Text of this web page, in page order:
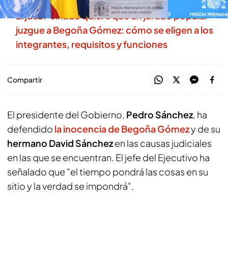
El juez Peinado quiere que un jurado popular
juzgue a Begoña Gómez: cómo se eligen a los
integrantes, requisitos y funciones
Compartir
El presidente del Gobierno, Pedro Sánchez, ha
defendido la inocencia de Begoña Gómezy de su
hermano David Sánchezen las causas judiciales
en las que se encuentran. El jefe del Ejecutivo ha
señalado que "el tiempo pondrá las cosas en su
sitio y la verdad se impondrá".